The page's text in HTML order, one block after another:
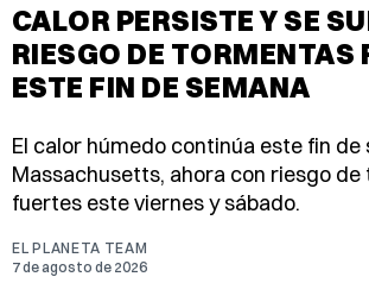
CALOR PERSISTE Y SE
RIESGO DE TORMENTAS
ESTE FIN DE SEMANA
El calor húmedo continúa este fin de
Massachusetts, ahora con riesgo
fuertes este viernes y sábado.
EL PLANETA TEAM
7 de agosto de 2026